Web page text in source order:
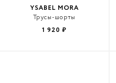
YSABEL MORA
Трусы-шорты
1 920 ₽